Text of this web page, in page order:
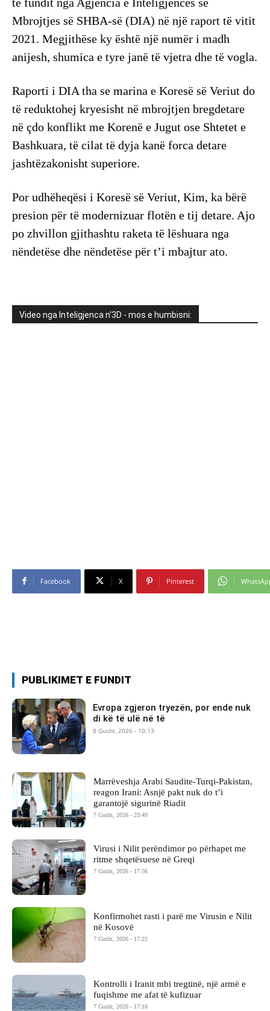
Mbrojtjes së SHBA-së (DIA) në një raport të vitit
2021. Megjithëse ky është një numër i madh
anijesh, shumica e tyre janë të vjetra dhe të vogla.
Raporti i DIA tha se marina e Koresë së Veriut do
të reduktohej kryesisht në mbrojtjen bregdetare
në çdo konflikt me Korenë e Jugut ose Shtetet e
Bashkuara, të cilat të dyja kanë forca detare
jashtëzakonisht superiore.
Por udhëheqësi i Koresë së Veriut, Kim, ka bërë
presion për të modernizuar flotën e tij detare. Ajo
po zhvillon gjithashtu raketa të lëshuara nga
nëndetëse dhe nëndetëse për t’i mbajtur ato.
Video nga Inteligjenca n'3D - mos e humbisni:
Facebook X Pinterest
PUBLIKIMET E FUNDIT
Evropa zgjeron tryezën, por ende nuk
di kë të ulë në të
8 Gusht, 2026 - 10:13
Marrëveshja Arabi Saudite-Turqi-Pakistan,
reagon Irani: Asnjë pakt nuk do t’i
garantojë sigurinë Riadit
7 Gusht, 2026 - 23:49
Virusi i Nilit perëndimor po përhapet me
ritme shqetësuese në Greqi
7 Gusht, 2026 - 17:56
Konfirmohet rasti i parë me Virusin e Nilit
në Kosovë
7 Gusht, 2026 - 17:22
Kontrolli i Iranit mbi tregtinë, një armë e
fuqishme me afat të kufizuar
7 Gusht, 2026 - 17:16